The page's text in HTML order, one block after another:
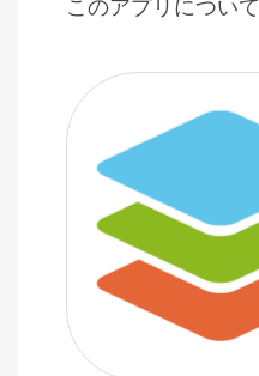
このアプリについて